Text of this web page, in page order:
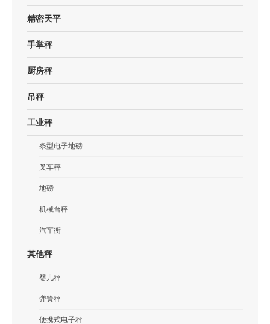
精密天平
手掌秤
厨房秤
吊秤
工业秤
条型电子地磅
叉车秤
地磅
机械台秤
汽车衡
其他秤
婴儿秤
弹簧秤
便携式电子秤